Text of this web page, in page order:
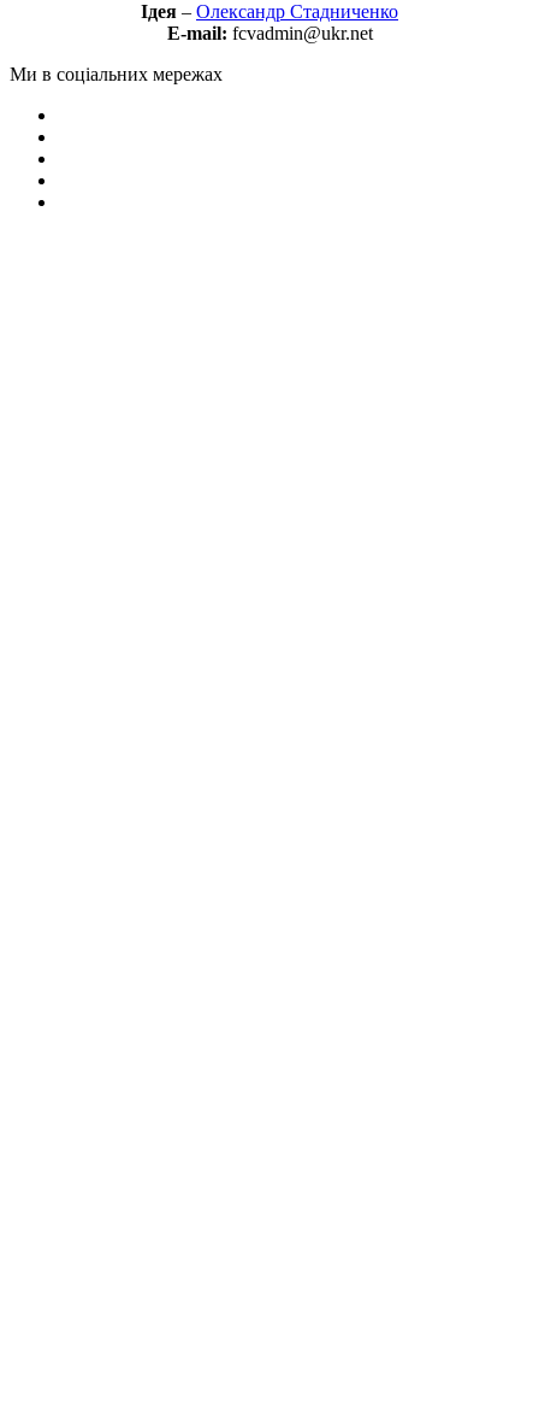
Ідея – Олександр Стадниченко
E-mail: fcvadmin@ukr.net
Ми в соціальних мережах